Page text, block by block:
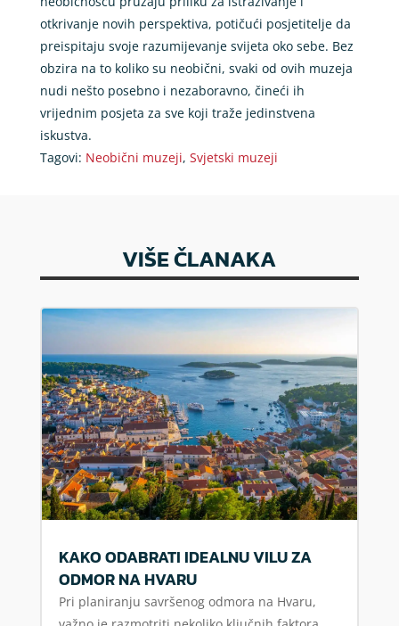
otkrivanje novih perspektiva, potičući posjetitelje da
preispitaju svoje razumijevanje svijeta oko sebe. Bez
obzira na to koliko su neobični, svaki od ovih muzeja
nudi nešto posebno i nezaboravno, čineći ih
vrijednim posjeta za sve koji traže jedinstvena
iskustva.
Tagovi: Neobični muzeji, Svjetski muzeji
VIŠE ČLANAKA
KAKO ODABRATI IDEALNU VILU ZA
ODMOR NA HVARU
Pri planiranju savršenog odmora na Hvaru,